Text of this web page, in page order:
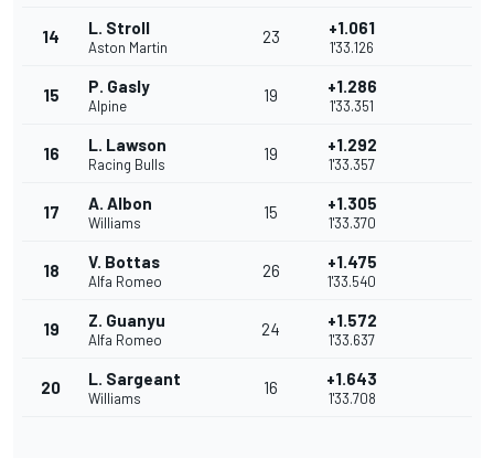
14 L. Stroll
Aston Martin
23 +1.061
1'33.126
15 P. Gasly
Alpine
19 +1.286
1'33.351
16 L. Lawson
Racing Bulls
19 +1.292
1'33.357
17 A. Albon
Williams
15 +1.305
1'33.370
18 V. Bottas
Alfa Romeo
26 +1.475
1'33.540
19 Z. Guanyu
Alfa Romeo
24 +1.572
1'33.637
20 L. Sargeant
Williams
16 +1.643
1'33.708